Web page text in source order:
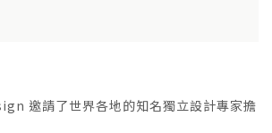
邀請了世界各地的知名獨立設計專家擔